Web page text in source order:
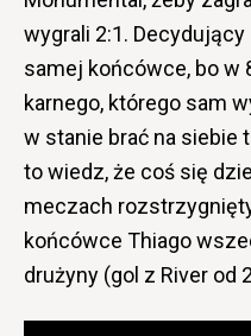
wygrali 2:1. Decydujący
samej końcówce, bo w
karnego, którego sam
w stanie brać na siebie
to wiedz, że coś się
meczach
końcówce Thiago
drużyny (gol z River od